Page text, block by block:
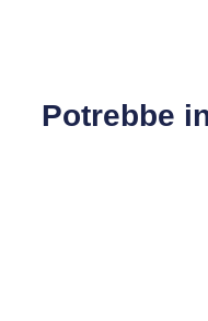
Potrebbe